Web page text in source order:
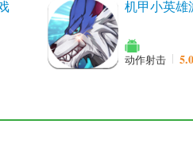
机甲小英雄
动作射击 5.0